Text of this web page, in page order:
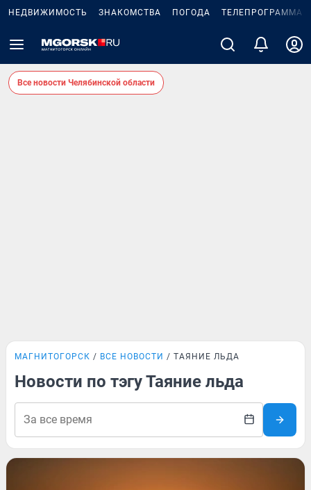
НЕДВИЖИМОСТЬ ЗНАКОМСТВА ПОГОДА ТЕЛЕПРОГРАММА
Все новости Челябинской области
МАГНИТОГОРСК ВСЕ НОВОСТИ ТАЯНИЕ ЛЬДА
Новости по тэгу Таяние льда